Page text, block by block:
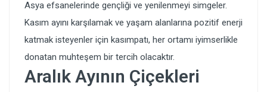
Asya efsanelerinde gençliği ve yenilenmeyi simgeler.
Kasım ayını karşılamak ve yaşam alanlarına pozitif enerji
katmak isteyenler için kasımpatı, her ortamı iyimserlikle
donatan muhteşem bir tercih olacaktır.
Aralık Ayının Çiçekleri